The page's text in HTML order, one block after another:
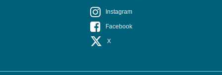
Instagram
Facebook
X